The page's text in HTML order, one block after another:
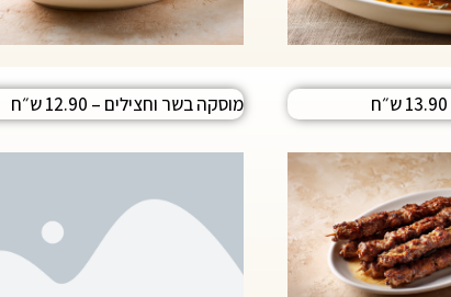
מוסקה בשר וחצילים – 12.90 ש״ח